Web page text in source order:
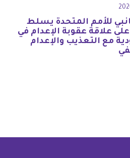
للأمم المتحدة يسلط
علاقة عقوبة الإعدام في
مع التعذيب والإعدام